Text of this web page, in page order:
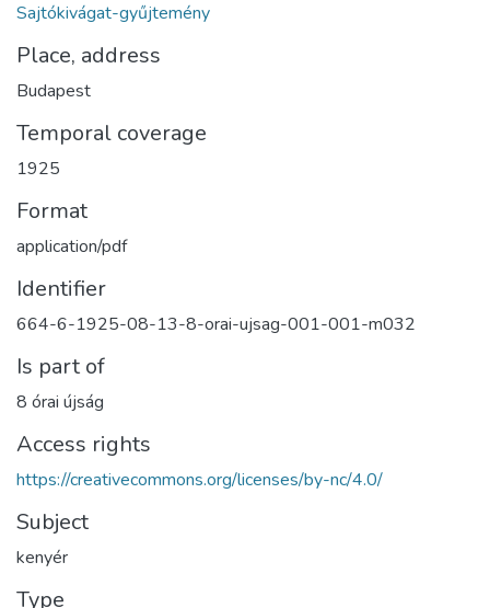
Sajtókivágat-gyűjtemény
Place, address
Budapest
Temporal coverage
1925
Format
application/pdf
Identifier
664-6-1925-08-13-8-orai-ujsag-001-001-m032
Is part of
8 órai újság
Access rights
https://creativecommons.org/licenses/by-nc/4.0/
Subject
kenyér
Type